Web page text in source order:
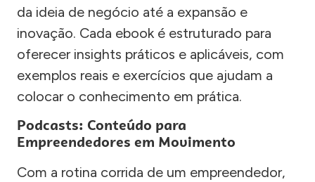
da ideia de negócio até a expansão e
inovação. Cada ebook é estruturado para
oferecer insights práticos e aplicáveis, com
exemplos reais e exercícios que ajudam a
colocar o conhecimento em prática.
Podcasts: Conteúdo para
Empreendedores em Movimento
Com a rotina corrida de um empreendedor,